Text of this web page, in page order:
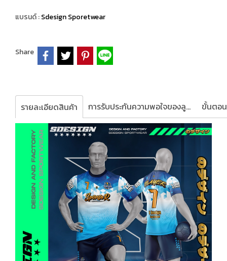
แบรนด์ :Sdesign Sporetwear
Share
รายละเอียดสินค้า การรับประกันความพอใจของลูกค้า